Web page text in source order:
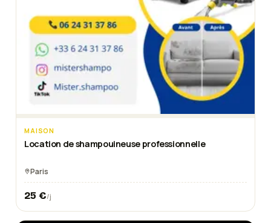
MAISON
Location de shampouineuse professionnelle
Paris
25 €/j